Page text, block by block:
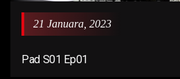
21 Januara, 2023
Pad S01 Ep01